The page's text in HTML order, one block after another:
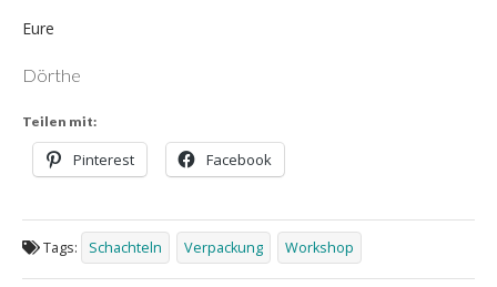
Eure
Dörthe
Teilen mit:
Pinterest Facebook
Tags: Schachteln Verpackung Workshop